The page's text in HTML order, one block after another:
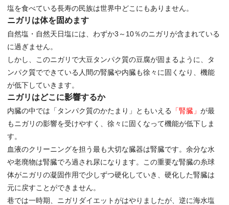
塩を食べている長寿の民族は世界中どこにもありません。
ニガリは体を固めます
自然塩・自然天日塩には、わずか3～10％のニガリが含まれている
に過ぎません。
しかし、このニガリで大豆タンパク質の豆腐が固まるように、タ
ンパク質でできている人間の腎臓や内臓も徐々に固くなり、機能
が低下していきます。
ニガリはどこに影響するか
内臓の中では「タンパク質のかたまり」ともいえる 「腎臓」が最
もニガリの影響を受けやすく、徐々に固くなって機能が低下しま
す。
血液のクリーニングを担う最も大切な臓器は腎臓です。余分な水
や老廃物は腎臓でろ過され尿になります。この重要な腎臓の糸球
体がニガリの凝固作用で少しずつ硬化していき、硬化した腎臓は
元に戻すことができません。
巷では一時期、ニガリダイエットがはやりましたが、逆に海水塩